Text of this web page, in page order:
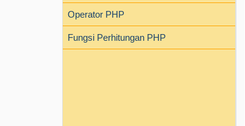
Operator PHP
Fungsi Perhitungan PHP